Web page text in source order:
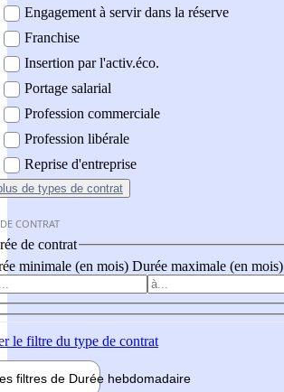
Engagement à servir dans la réserve
Franchise
Insertion par l'activ.éco.
Portage salarial
Profession commerciale
Profession libérale
Reprise d'entreprise
de types de contrat
CONTRAT
de contrat
minimale (en mois) Durée maximale (en mois)
le filtre du type de contrat
filtres de Durée hebdomadaire